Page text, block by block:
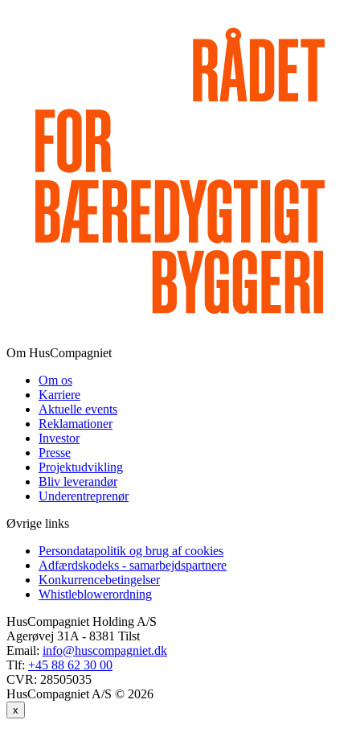
Om HusCompagniet
Om os
Karriere
Aktuelle events
Reklamationer
Investor
Presse
Projektudvikling
Bliv leverandør
Underentreprenør
Øvrige links
Persondatapolitik og brug af cookies
Adfærdskodeks - samarbejdspartnere
Konkurrencebetingelser
Whistleblowerordning
HusCompagniet Holding A/S
Agerøvej 31A - 8381 Tilst
Email: info@huscompagniet.dk
Tlf: +45 88 62 30 00
CVR: 28505035
HusCompagniet A/S © 2026
x